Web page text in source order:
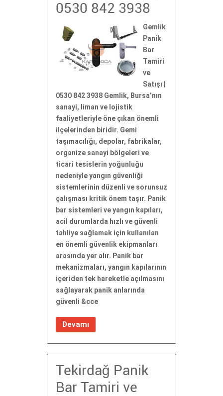
0530 842 3938
Gemlik
Panik
Bar
Tamiri
ve
Satışı |
0530 842 3938 Gemlik, Bursa’nın
sanayi, liman ve lojistik
faaliyetleriyle öne çıkan önemli
ilçelerinden biridir. Gemi
taşımacılığı, depolar, fabrikalar,
organize sanayi bölgeleri ve
ticari tesislerin yoğunluğu
nedeniyle yangın güvenliği
sistemlerinin düzenli ve sorunsuz
çalışması kritik önem taşır. Panik
bar sistemleri ve yangın kapıları,
acil durumlarda hızlı ve güvenli
tahliye sağlamak için kullanılan
en önemli güvenlik ekipmanları
arasında yer alır. Panik bar
mekanizmaları, yangın kapılarının
içeriden tek hareketle açılmasını
sağlayarak panik anlarında
güvenli &cce
Devamı
Tekirdağ Panik
Bar Tamiri ve